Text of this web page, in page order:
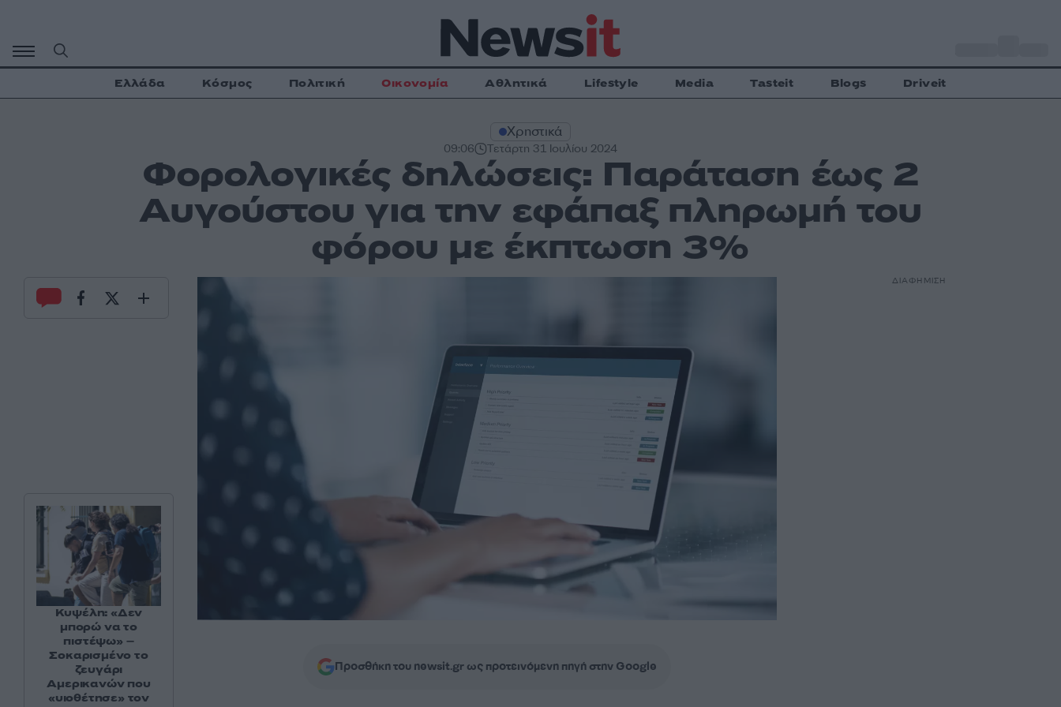
περιεχόμενο
Ελλάδα Κόσμος Πολιτική Οικονομία Αθλητικά Lifestyle Media Tasteit Blogs Driveit
Χρηστικά
09:06 Τετάρτη 31 Ιουλίου 2024
Φορολογικές δηλώσεις: Παράταση έως 2
Αυγούστου για την εφάπαξ πληρωμή του
φόρου με έκπτωση 3%
Προσθήκη του newsit.gr ως προτεινόμενη πηγή στην Google
Κυψέλη: «Δεν
μπορώ να το
πιστέψω» –
Σοκαρισμένο το
ζευγάρι
Αμερικανών που
«υιοθέτησε» τον
ΔΙΑΦΗΜΙΣΗ